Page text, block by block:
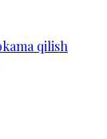
qilish